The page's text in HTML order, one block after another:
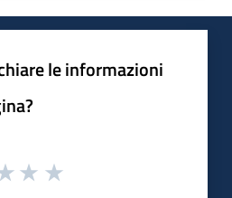
le informazioni